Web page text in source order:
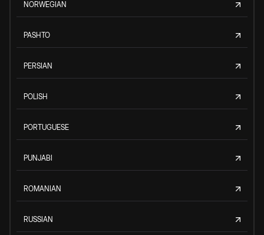
NORWEGIAN
PASHTO
PERSIAN
POLISH
PORTUGUESE
PUNJABI
ROMANIAN
RUSSIAN